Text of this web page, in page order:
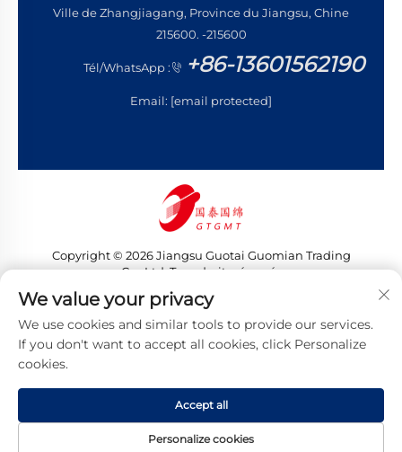
Ville de Zhangjiagang, Province du Jiangsu, Chine
215600. -215600
Tél/WhatsApp : +86-13601562190
Email: [email protected]
Copyright © 2026 Jiangsu Guotai Guomian Trading
Co., Ltd. Tous droits réservés
Politique de confidentialité
We value your privacy
We use cookies and similar tools to provide our services.
If you don't want to accept all cookies, click Personalize
cookies.
Personalize cookies
Accept all